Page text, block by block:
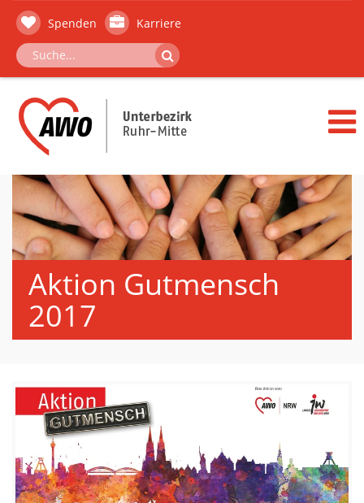
Spenden Karriere
Aktion Gutmensch
2017